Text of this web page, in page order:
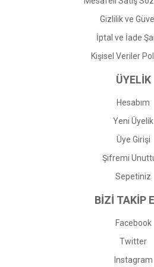
Gizlilik ve
İptal ve İade
Kişisel Veriler
ÜYELİK
Hesabım
Yeni Üyelik
Üye Girişi
Şifremi
Sepetiniz
BİZİ TAKİP
Facebook
Twitter
Instagram